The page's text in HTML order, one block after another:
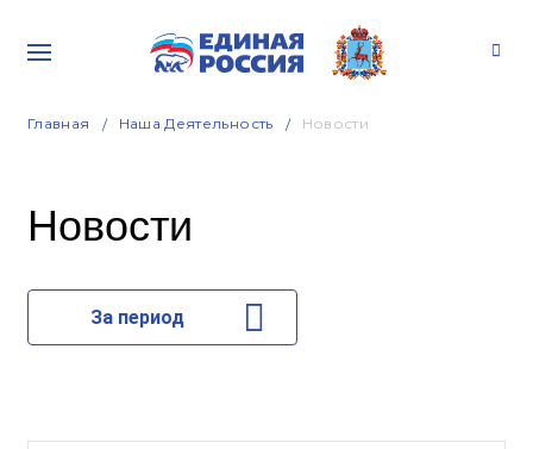
Главная Наша Деятельность Новости
Новости
За период